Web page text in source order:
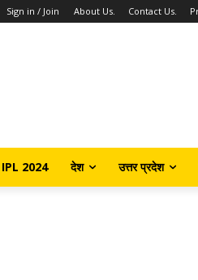
Sign in / Join About Us. Contact Us.
IPL 2024 देश उत्तर प्रदेश